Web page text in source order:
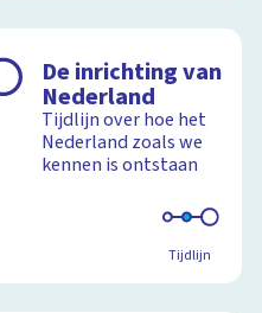
De inrichting van
Nederland
Tijdlijn over hoe het
Nederland zoals we
kennen is ontstaan
Tijdlijn